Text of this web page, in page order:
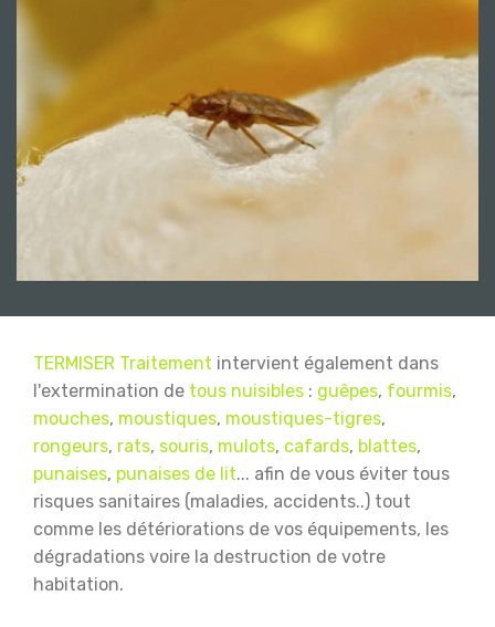
TERMISER Traitement intervient également dans
l'extermination de tous nuisibles : guêpes, fourmis,
mouches, moustiques, moustiques-tigres,
rongeurs, rats, souris, mulots, cafards, blattes,
punaises, punaises de lit... afin de vous éviter tous
risques sanitaires (maladies, accidents..) tout
comme les détériorations de vos équipements, les
dégradations voire la destruction de votre
habitation.